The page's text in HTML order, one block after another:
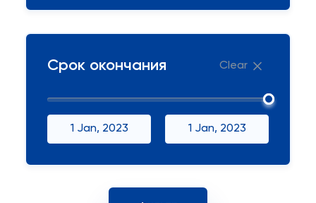
Срок окончания Clear
1 Jan, 2023 1 Jan, 2023